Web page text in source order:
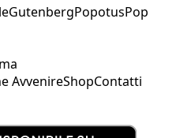
GutenbergPopotusPop
AvvenireShopContatti